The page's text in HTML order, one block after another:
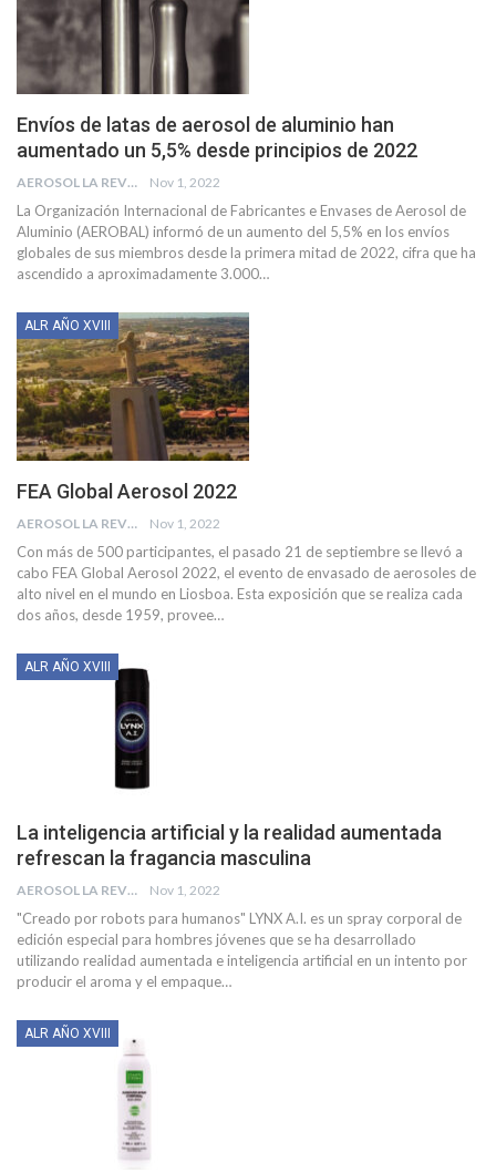
Envíos de latas de aerosol de aluminio han
aumentado un 5,5% desde principios de 2022
AEROSOL LA REVISTA Nov 1, 2022
La Organización Internacional de Fabricantes e Envases de Aerosol de
Aluminio (AEROBAL) informó de un aumento del 5,5% en los envíos
globales de sus miembros desde la primera mitad de 2022, cifra que ha
ascendido a aproximadamente 3.000…
ALR AÑO XVIII
FEA Global Aerosol 2022
AEROSOL LA REVISTA Nov 1, 2022
Con más de 500 participantes, el pasado 21 de septiembre se llevó a
cabo FEA Global Aerosol 2022, el evento de envasado de aerosoles de
alto nivel en el mundo en Liosboa. Esta exposición que se realiza cada
dos años, desde 1959, provee…
ALR AÑO XVIII
La inteligencia artificial y la realidad aumentada
refrescan la fragancia masculina
AEROSOL LA REVISTA Nov 1, 2022
"Creado por robots para humanos" LYNX A.I. es un spray corporal de
edición especial para hombres jóvenes que se ha desarrollado
utilizando realidad aumentada e inteligencia artificial en un intento por
producir el aroma y el empaque…
ALR AÑO XVIII